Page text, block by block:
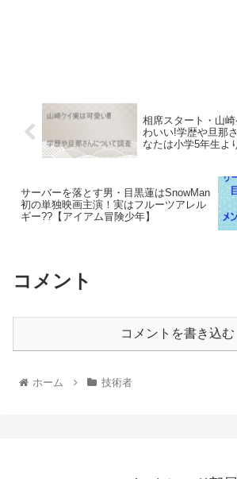
相席スタート・山
わいい!学歴や旦那
なたは小学5年生よ
サーバーを落とす男・目黒蓮はSnowMan
初の単独映画主演！実はフルーツアレル
ギー??【アイアム冒険少年】
コメント
コメントを書き込む
ホーム 技術者